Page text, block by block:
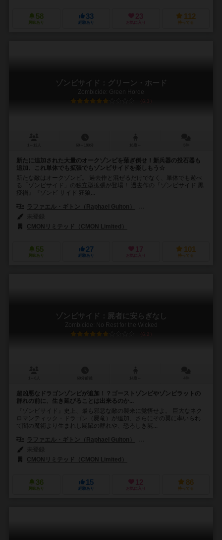
58
興味あり
33
経験あり
23
お気に入り
112
持ってる
ゾンビサイド：グリーン・ホード
Zombicide: Green Horde
6.3
新たに追加された大量のオークゾンビを薙ぎ倒せ！新兵器の投石器も
追加、これ単体でも拡張でもゾンビサイドを楽しもう☆
新たな敵はオークゾンビ。 過去作と混ぜるだけでなく、単体でも遊べ
る「ゾンビサイド」の独立型拡張が登場！ 過去作の『ゾンビサイド 黒
疫禍』『ゾンビ サイド 狂狼...
ラファエル・ギトン（Raphael Guiton）
CMONリミテッド（CMON Limited）
55
興味あり
27
経験あり
17
お気に入り
101
持ってる
ゾンビサイド：屍者に安らぎなし
Zombicide: No Rest for the Wicked
6.2
超凶悪なドラゴンゾンビが追加！？ゴーストゾンビやゾンビラットの
群れの前に、生き延びることは出来るのか...
『ゾンビサイド』史上、最も邪悪な敵の襲来に覚悟せよ。 巨大なネク
ロマンティック・ドラゴン（屍竜）が追加、さらにその翼に率いられ
て闇の魔術より生まれし屍鼠の群れや、恐ろしき屍...
ラファエル・ギトン（Raphael Guiton）
CMONリミテッド（CMON Limited）
36
興味あり
15
経験あり
12
お気に入り
86
持ってる